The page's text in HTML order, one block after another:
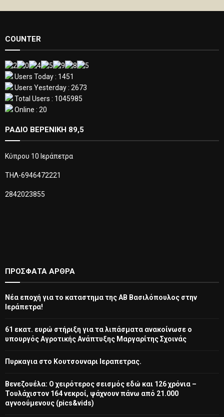
COUNTER
Users Today : 1451
Users Yesterday : 2673
Total Users : 1045985
Online : 20
ΡΑΔΙΟ ΒΕΡΕΝΙΚΗ 89,5
Κύπρου 10 Ιεράπετρα
ΤΗΛ-6946472221
2842023855
ΠΡΌΣΦΑΤΑ ΆΡΘΡΑ
Νέα εποχή για το καταστημα της ΑΒ Βασιλόπουλος στην
Ιεράπετρα!
61 εκατ. ευρώ στήριξη για τα λιπάσματα ανακοίνωσε ο
υπουργός Αγροτικής Ανάπτυξης Μαργαρίτης Σχοινάς
Πυρκαγια στο Κουτσουναρι Ιεραπετρας.
Βενεζουέλα: Ο χειρότερος σεισμός εδώ και 126 χρόνια –
Τουλάχιστον 164 νεκροί, ψάχνουν πάνω από 21.000
αγνοούμενους (pics&vids)